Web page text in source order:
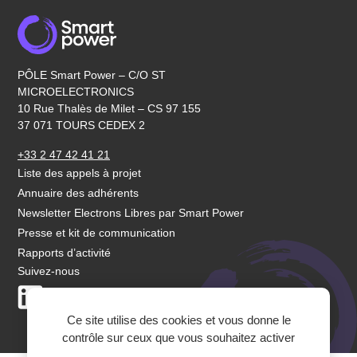
PÔLE Smart Power – C/O ST
MICROELECTRONICS
10 Rue Thalès de Milet – CS 97 155
37 071 TOURS CEDEX 2
+33 2 47 42 41 21
Liste des appels à projet
Annuaire des adhérents
Newsletter Electrons Libres par Smart Power
Presse et kit de communication
Rapports d’activité
Suivez-nous
LinkedInYoutube
Ce site utilise des cookies et vous donne le
contrôle sur ceux que vous souhaitez activer